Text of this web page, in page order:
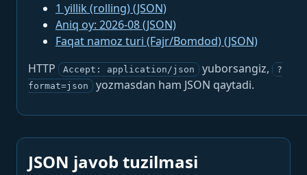
1 yillik (rolling) (JSON)
Aniq oy: 2026-08 (JSON)
Faqat namoz turi (Fajr/Bomdod) (JSON)
HTTP
Accept: application/json yuborsangiz,
?
format=json
yozmasdan ham JSON qaytadi.
JSON javob tuzilmasi